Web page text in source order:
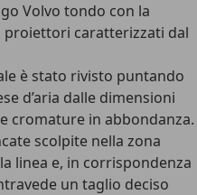
Volvo tondo con la
proiettori caratterizzati dal
è stato rivisto puntando
d’aria dalle dimensioni
cromature in abbondanza.
scolpite nella zona
linea e, in corrispondenza
un taglio deciso